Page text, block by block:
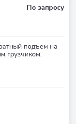
По запросу
подъем на
грузчиком.